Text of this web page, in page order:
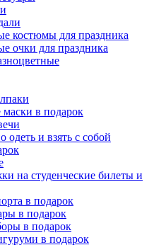
костюмы для праздника
очки для праздника
в подарок
и взять с собой
на студенческие билеты и
в подарок
в подарок
в подарок
в подарок